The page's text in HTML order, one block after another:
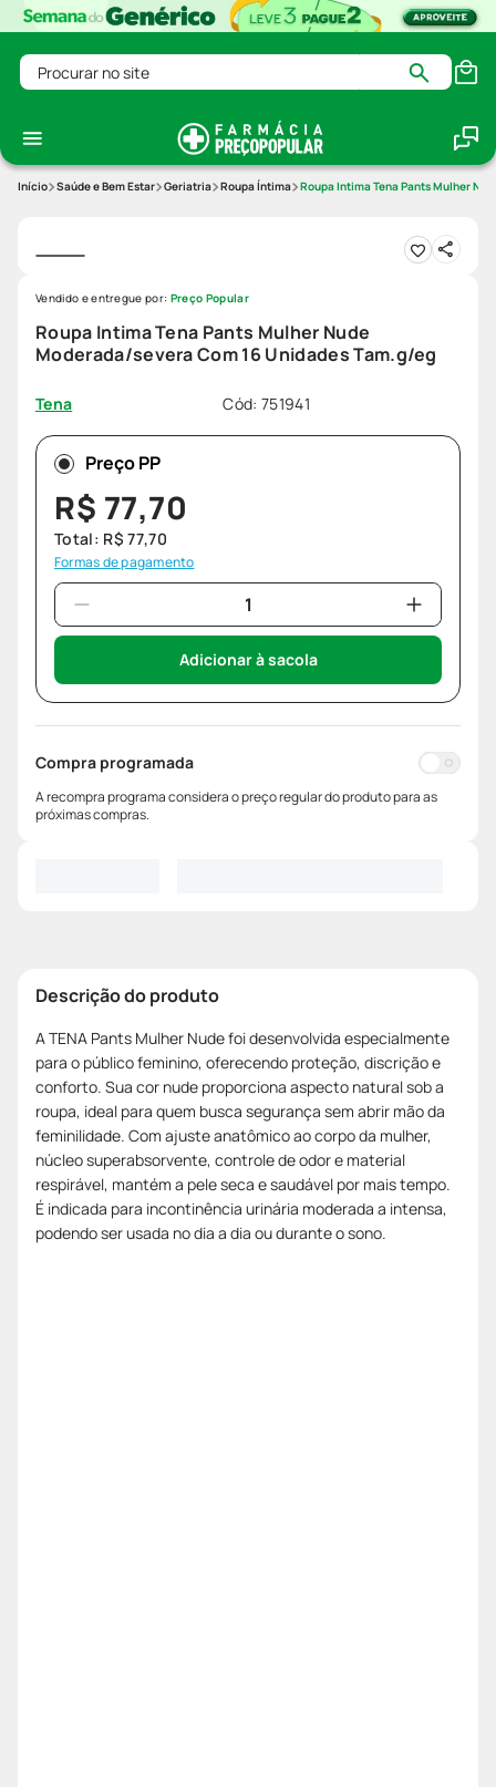
Procurar no site
Saúde e Bem Estar Geriatria Roupa Íntima Roupa Intima Tena Pants Mulher
Roupa Intima Tena Pants Mulher Nude
Moderada/severa Com 16 Unidades Tam.g/eg
Tena Cód: 751941
Vendido e entregue por: Preço Popular
Preço PP
R$ 77,70
Total: R$ 77,70
Formas de pagamento
Adicionar à sacola
Compra programada
A recompra programa considera o preço regular do produto para as
próximas compras.
Descrição do produto
A TENA Pants Mulher Nude foi desenvolvida especialmente
para o público feminino, oferecendo proteção, discrição e
conforto. Sua cor nude proporciona aspecto natural sob a
roupa, ideal para quem busca segurança sem abrir mão da
feminilidade. Com ajuste anatômico ao corpo da mulher,
núcleo superabsorvente, controle de odor e material
respirável, mantém a pele seca e saudável por mais tempo.
É indicada para incontinência urinária moderada a intensa,
podendo ser usada no dia a dia ou durante o sono.